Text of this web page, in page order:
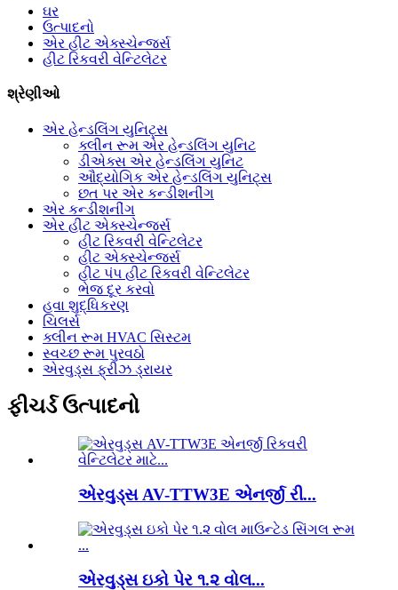
ઘર
ઉત્પાદનો
એર હીટ એક્સ્ચેન્જર્સ
હીટ રિકવરી વેન્ટિલેટર
શ્રેણીઓ
એર હેન્ડલિંગ યુનિટ્સ
ક્લીન રૂમ એર હેન્ડલિંગ યુનિટ
ડીએક્સ એર હેન્ડલિંગ યુનિટ
ઔદ્યોગિક એર હેન્ડલિંગ યુનિટ્સ
છત પર એર કન્ડીશનીંગ
એર કન્ડીશનીંગ
એર હીટ એક્સ્ચેન્જર્સ
હીટ રિકવરી વેન્ટિલેટર
હીટ એક્સ્ચેન્જર્સ
હીટ પંપ હીટ રિકવરી વેન્ટિલેટર
ભેજ દૂર કરવો
હવા શુદ્ધિકરણ
ચિલર્સ
ક્લીન રૂમ HVAC સિસ્ટમ
સ્વચ્છ રૂમ પુરવઠો
એરવુડ્સ ફ્રીઝ ડ્રાયર
ફીચર્ડ ઉત્પાદનો
એરવુડ્સ AV-TTW3E એનર્જી રી...
એરવુડ્સ ઇકો પેર ૧.૨ વોલ...